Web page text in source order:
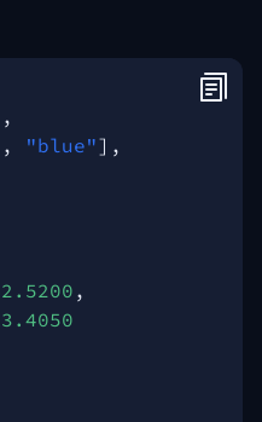
,
, "blue"],
,